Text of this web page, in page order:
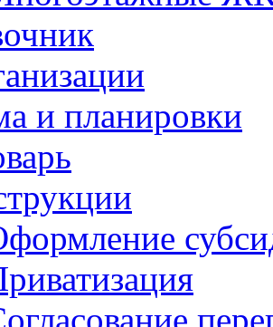
и планировки